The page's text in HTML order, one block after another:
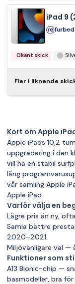
Apple
Wi-Fi –
skick +
Mycket bra skick
Apple iPad
iPad 10,2”
gen) +
med
Bra skick 64GB
Garanti 12 mån
iPad 9
10.2" 256
rymdgrå
rymdgrå
Mycket bra skick
Garanti 12 mån
iPad 9
10.2" 256
rymdgrå
Garanti 12 mån
iPad 9
Nyskick Silver
Garanti 12 mån
iPad 9
10.2" 64
silver 4G
iPad 9
10.2" 256
rymdgrå
Nyskick Grå
Garanti 12 mån
iPad 9
10.2" 256
silver
Nyskick Silver
Garanti 12 mån
Apple
Pencil
Bra skick
iPad 9
Okänt skick
iPad 9
Garanti 12 mån
iPad 9
10.2" 64
rymdgrå
Okänt skick
Garanti 12 mån
iPad 9
10.2" 64
rymdgrå
Okänt skick Grå
Fler i liknande
Kort om Apple
Apple iPads 10,2
uppgradering i den
vill ha en stabil
lång
vår samling Apple
Apple iPad
Varför välja en
Lägre pris än ny,
Samla bättre
2020–2021.
Miljövänligare val —
Funktioner som
A13 Bionic-chip —
basmodeller, bra